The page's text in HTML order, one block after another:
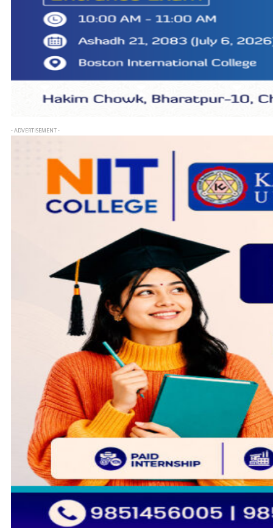
- ADVERTISEMENT -